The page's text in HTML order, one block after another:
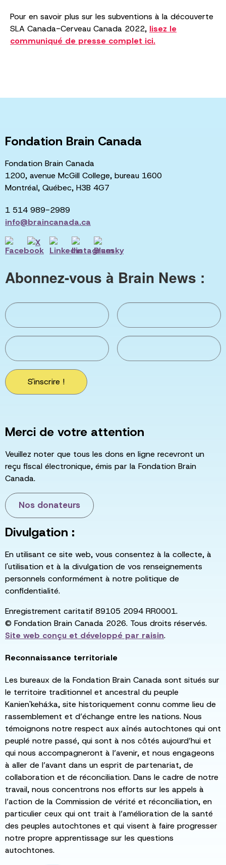
Pour en savoir plus sur les subventions à la découverte
SLA Canada-Cerveau Canada 2022, lisez le
communiqué de presse complet ici.
Fondation Brain Canada
Fondation Brain Canada
1200, avenue McGill College, bureau 1600
Montréal, Québec, H3B 4G7
1 514 989-2989
info@braincanada.ca
Abonnez-vous à Brain News :
S'inscrire !
Merci de votre attention
Veuillez noter que tous les dons en ligne recevront un
reçu fiscal électronique, émis par la Fondation Brain
Canada.
Nos donateurs
Divulgation :
En utilisant ce site web, vous consentez à la collecte, à
l'utilisation et à la divulgation de vos renseignements
personnels conformément à notre politique de
confidentialité.
Enregistrement caritatif 89105 2094 RR0001.
© Fondation Brain Canada 2026. Tous droits réservés.
Site web conçu et développé par raisin.
Reconnaissance territoriale
Les bureaux de la Fondation Brain Canada sont situés sur
le territoire traditionnel et ancestral du peuple
Kanien'kehá:ka, site historiquement connu comme lieu de
rassemblement et d’échange entre les nations. Nous
témoignons notre respect aux aînés autochtones qui ont
peuplé notre passé, qui sont à nos côtés aujourd’hui et
qui nous accompagneront à l’avenir, et nous engageons
à aller de l’avant dans un esprit de partenariat, de
collaboration et de réconciliation. Dans le cadre de notre
travail, nous concentrons nos efforts sur les appels à
l’action de la Commission de vérité et réconciliation, en
particulier ceux qui ont trait à l’amélioration de la santé
des peuples autochtones et qui visent à faire progresser
notre propre apprentissage sur les questions
autochtones.